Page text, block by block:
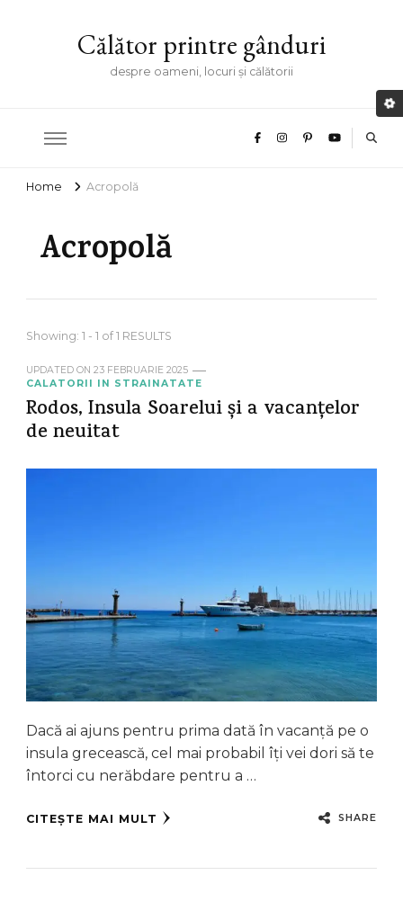
Călător printre gânduri
despre oameni, locuri și călătorii
Home Acropolă
Acropolă
Showing: 1 - 1 of 1 RESULTS
UPDATED ON 23 FEBRUARIE 2025
CALATORII IN STRAINATATE
Rodos, Insula Soarelui și a vacanțelor
de neuitat
Dacă ai ajuns pentru prima dată în vacanță pe o
insula grecească, cel mai probabil îți vei dori să te
întorci cu nerăbdare pentru a …
CITEȘTE MAI MULT SHARE